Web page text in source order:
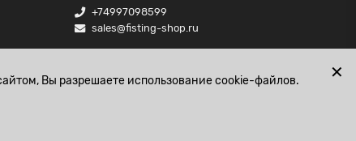
+74997098599
sales@fisting-shop.ru
✕
Вы разрешаете использование cookie-файлов.